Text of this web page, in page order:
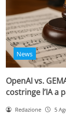
News
OpenAI vs.
costringe l’IA a
Redazione 5